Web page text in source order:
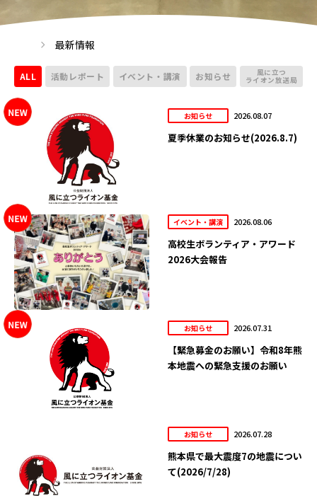
最新情報
ALL 活動レポート イベント・講演 お知らせ 風に立つ
ライオン放送局
お知らせ 2026.08.07
夏季休業のお知らせ(2026.8.7)
イベント・講演 2026.08.06
高校生ボランティア・アワード
2026大会報告
お知らせ 2026.07.31
【緊急募金のお願い】令和8年熊
本地震への緊急支援のお願い
お知らせ 2026.07.28
熊本県で最大震度7の地震につい
て(2026/7/28)